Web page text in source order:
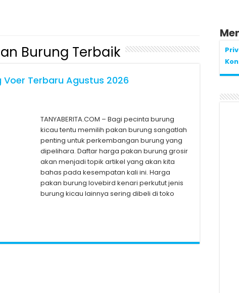
Burung Terbaik
Terbaru Agustus 2026
TANYABERITA.COM – Bagi pecinta burung
kicau tentu memilih pakan burung sangatlah
penting untuk perkembangan burung yang
dipelihara. Daftar harga pakan burung grosir
akan menjadi topik artikel yang akan kita
bahas pada kesempatan kali ini. Harga
pakan burung lovebird kenari perkutut jenis
burung kicau lainnya sering dibeli di toko